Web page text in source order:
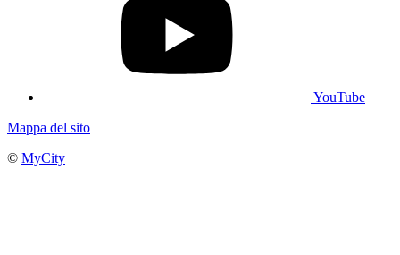
YouTube
Mappa del sito
© MyCity